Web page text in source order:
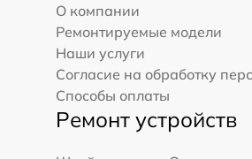
О компании
Ремонтируемые модели
Наши услуги
Согласие на обработку
Способы оплаты
Ремонт устройств